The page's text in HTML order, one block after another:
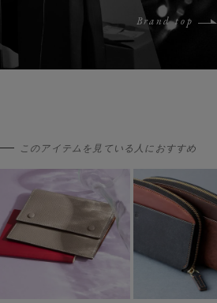
Brand top
このアイテムを見ている人におすすめ